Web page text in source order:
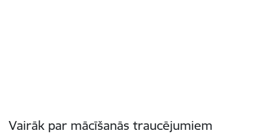
Vairāk par mācīšanās traucējumiem